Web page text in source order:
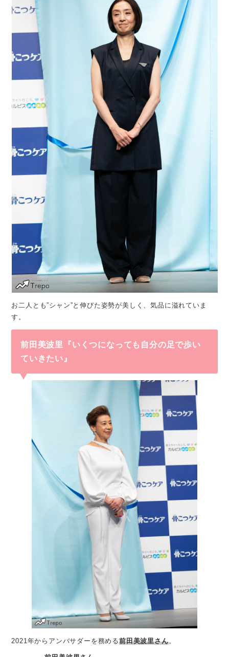
お二人とも”シャン”と伸びた姿勢が美しく、気品に溢れていま
す。
前田美波里『いくつになっても自分の足で歩い
ていきたい』
2021年からアンバサダーを務める前田美波里さん。